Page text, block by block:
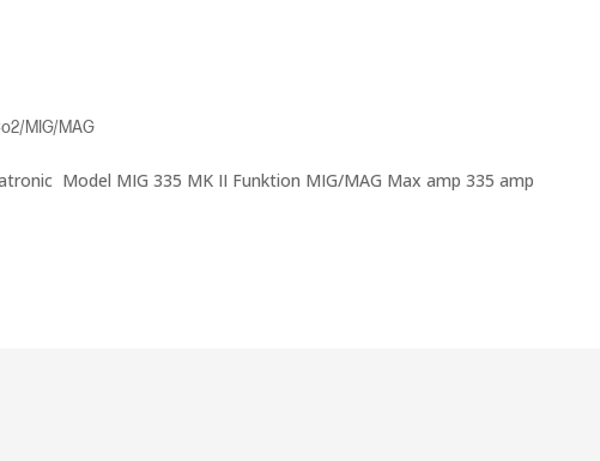
MIG/MAG
Model MIG 335 MK II Funktion MIG/MAG Max amp 335 amp